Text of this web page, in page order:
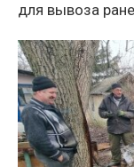
для вывоза